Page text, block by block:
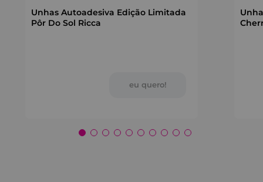
Unhas Autoadesiva Edição Limitada
Pôr Do Sol Ricca